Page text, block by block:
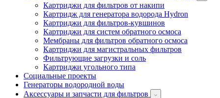
Картриджи для фильтров от накипи
Картридж для генератора водорода Hydron
Картриджи для фильтров-кувшинов
Картриджи для систем обратного осмоса
Мембраны для фильтров обратного осмоса
Картриджи для магистральных фильтров
Фильтрующие загрузки и соль
Картриджи угольного типа
Социальные проекты
Генераторы водородной воды
Аксессуары и запчасти для фильтров